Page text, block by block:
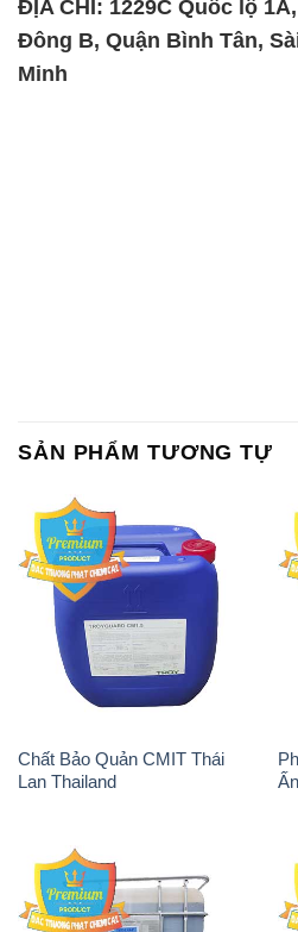
ĐỊA CHỈ: 1229C Quốc lộ
Đông B, Quận Bình Tân,
Minh
SẢN PHẨM TƯƠNG TỰ
Chất Bảo Quản CMIT Thái
Lan Thailand